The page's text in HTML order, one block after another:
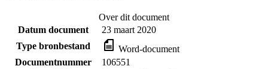
Over dit document
Datum document
23 maart 2020
Type bronbestand
Word-document
Documentnummer
106551